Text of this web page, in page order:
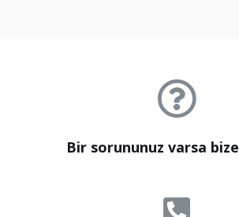
Bir sorununuz varsa bize